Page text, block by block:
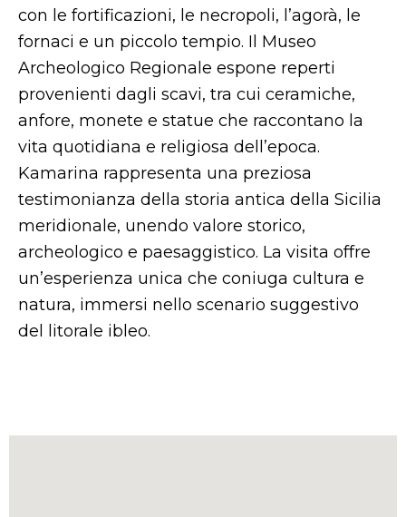
con le fortificazioni, le necropoli, l’agorà, le
fornaci e un piccolo tempio. Il Museo
Archeologico Regionale espone reperti
provenienti dagli scavi, tra cui ceramiche,
anfore, monete e statue che raccontano la
vita quotidiana e religiosa dell’epoca.
Kamarina rappresenta una preziosa
testimonianza della storia antica della Sicilia
meridionale, unendo valore storico,
archeologico e paesaggistico. La visita offre
un’esperienza unica che coniuga cultura e
natura, immersi nello scenario suggestivo
del litorale ibleo.